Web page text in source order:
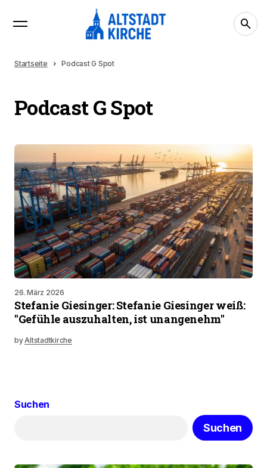
Startseite Podcast G Spot
Podcast G Spot
26. März 2026
Stefanie Giesinger: Stefanie Giesinger weiß:
"Gefühle auszuhalten, ist unangenehm"
byAltstadtkirche
Suchen
Suchen